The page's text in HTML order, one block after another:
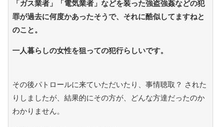
「ガス業者」「電気業者」などを装った強盗強姦などの犯
罪が過去に何度かあったそうで、それに酷似してますねと
のこと。
一人暮らしの女性を狙っての犯行らしいです。
その後パトロールに来ていただいたり、事情聴取？ された
りしましたが、結果的にその方が、どんな方達だったのか
わかりません。